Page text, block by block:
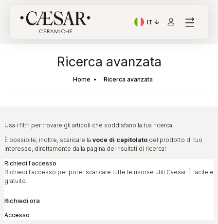
IT
Lingua corrente:
Ricerca avanzata
Home Ricerca avanzata
Usa i filtri per trovare gli articoli che soddisfano la tua ricerca.
È possibile, inoltre, scaricare la voce di capitolato del prodotto di tuo
interesse, direttamente dalla pagina dei risultati di ricerca!
Richiedi l'accesso
Richiedi l'accesso per poter scaricare tutte le risorse utili Caesar. È facile e
gratuito.
Richiedi ora
Accesso